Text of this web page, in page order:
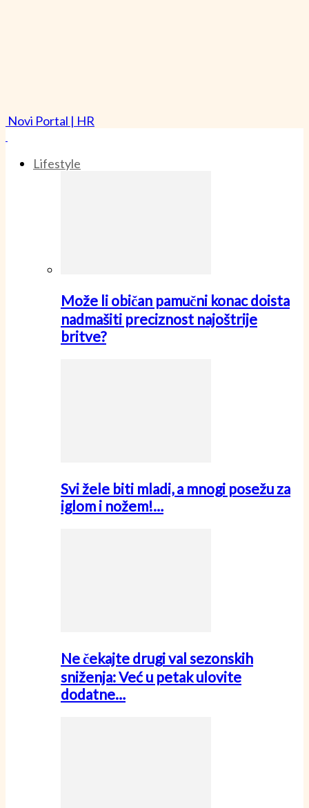
Novi Portal | HR
Lifestyle
Može li običan pamučni konac doista
nadmašiti preciznost najoštrije
britve?
Svi žele biti mladi, a mnogi posežu za
iglom i nožem!…
Ne čekajte drugi val sezonskih
sniženja: Već u petak ulovite
dodatne…